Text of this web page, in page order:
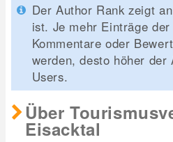
Der Author Rank zeigt
ist. Je mehr Einträge
Kommentare oder
werden, desto höher der
Users.
Über
Eisacktal